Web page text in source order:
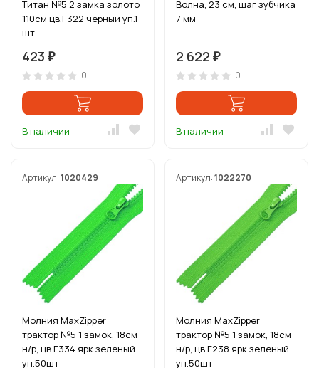
Титан №5 2 замка золото
110см цв.F322 черный уп.1
шт
423 ₽
0
В наличии
Волна, 23 см, шаг зубчика
7 мм
2 622 ₽
0
В наличии
Артикул:1020429
Молния MaxZipper
трактор №5 1 замок, 18см
н/р, цв.F334 ярк.зеленый
уп.50шт
Артикул:1022270
Молния MaxZipper
трактор №5 1 замок, 18см
н/р, цв.F238 ярк.зеленый
уп.50шт